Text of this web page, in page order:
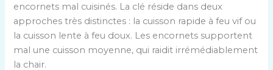
encornets mal cuisinés. La clé réside dans deux
approches très distinctes : la cuisson rapide à feu vif ou
la cuisson lente à feu doux. Les encornets supportent
mal une cuisson moyenne, qui raidit irrémédiablement
la chair.